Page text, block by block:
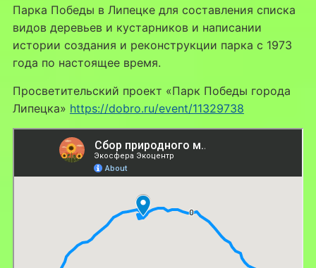
Парка Победы в Липецке для составления списка
видов деревьев и кустарников и написании
истории создания и реконструкции парка с 1973
года по настоящее время.
Просветительский проект «Парк Победы города
Липецка» https://dobro.ru/event/11329738